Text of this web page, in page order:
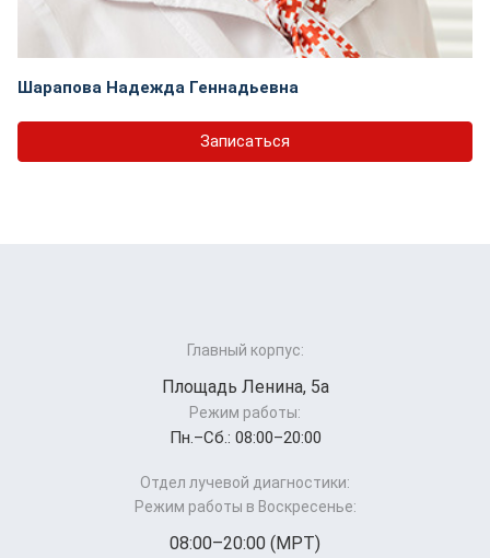
Шарапова Надежда Геннадьевна
Записаться
Главный корпус:
Площадь Ленина, 5а
Режим работы:
Пн.–Cб.: 08:00–20:00
Отдел лучевой диагностики:
Режим работы в Воскресенье:
08:00–20:00 (МРТ)